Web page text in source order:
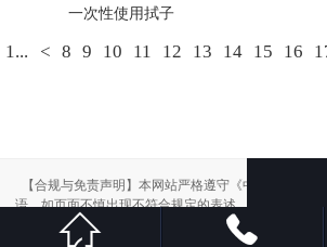
一次性使用拭子
1... < 8 9 10 11 12 13 14 15 16
 
【合规与免责声明】本网站严格遵守《中华人民共和
语。如页面不慎出现不符合规定的表述，敬请联系我
仅供参考，不构成交易依据。